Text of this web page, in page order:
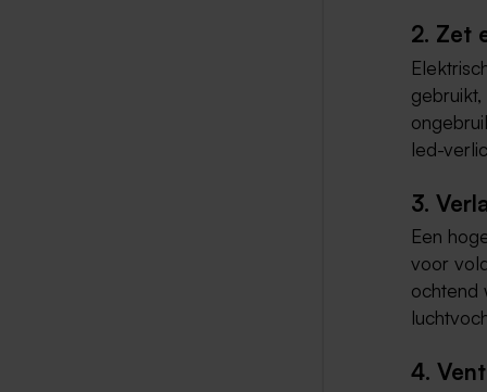
2. Zet
led-
3.
Een
voor
ochtend
4.